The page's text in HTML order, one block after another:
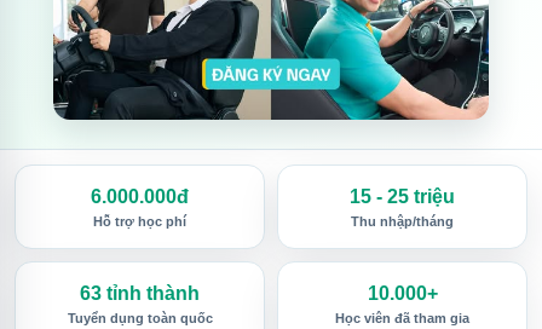
6.000.000đ
Hỗ trợ học phí
15 - 25 triệu
Thu nhập/tháng
63 tỉnh thành
Tuyển dụng toàn quốc
10.000+
Học viên đã tham gia